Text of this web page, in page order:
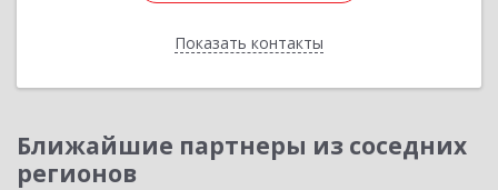
Показать контакты
Назад
Ближайшие партнеры из соседних
регионов